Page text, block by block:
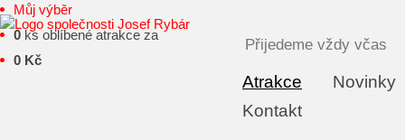
Atrakce
Novinky
Kontakt
Můj výběr
0 ks oblíbené atrakce za
0 Kč
Přijedeme vždy včas